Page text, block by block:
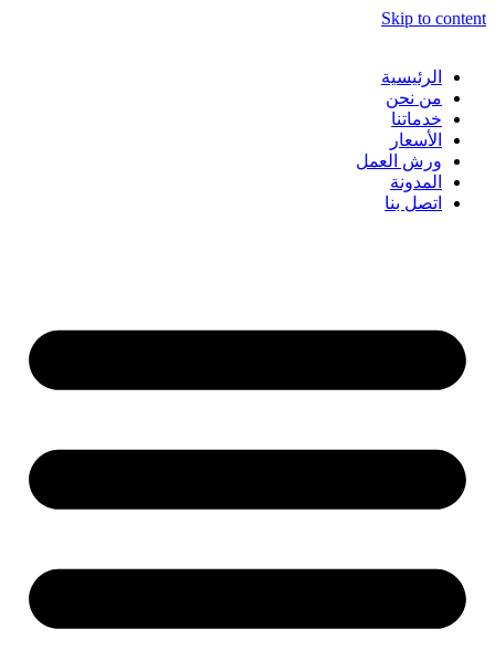
Skip to content
الرئيسية
من نحن
خدماتنا
الأسعار
ورش العمل
المدونة
اتصل بنا